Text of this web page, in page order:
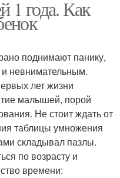
1 года. Как
поднимают панику,
невнимательным.
лет жизни
малышей, порой
Не стоит ждать от
таблицы умножения
складывал пазлы.
по возрасту и
времени: